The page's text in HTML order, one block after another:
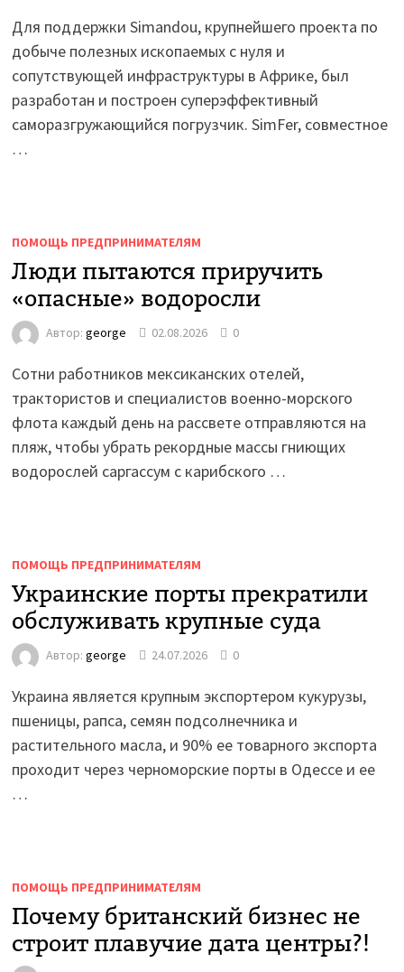
Для поддержки Simandou, крупнейшего проекта по
добыче полезных ископаемых с нуля и
сопутствующей инфраструктуры в Африке, был
разработан и построен суперэффективный
саморазгружающийся погрузчик. SimFer, совместное
…
ПОМОЩЬ ПРЕДПРИНИМАТЕЛЯМ
Люди пытаются приручить
«опасные» водоросли
Автор: george 02.08.2026 0
Сотни работников мексиканских отелей,
трактористов и специалистов военно-морского
флота каждый день на рассвете отправляются на
пляж, чтобы убрать рекордные массы гниющих
водорослей саргассум с карибского …
ПОМОЩЬ ПРЕДПРИНИМАТЕЛЯМ
Украинские порты прекратили
обслуживать крупные суда
Автор: george 24.07.2026 0
Украина является крупным экспортером кукурузы,
пшеницы, рапса, семян подсолнечника и
растительного масла, и 90% ее товарного экспорта
проходит через черноморские порты в Одессе и ее
…
ПОМОЩЬ ПРЕДПРИНИМАТЕЛЯМ
Почему британский бизнес не
строит плавучие дата центры?!